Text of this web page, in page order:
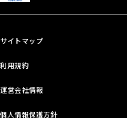
サイトマップ
利用規約
運営会社情報
個人情報保護方針